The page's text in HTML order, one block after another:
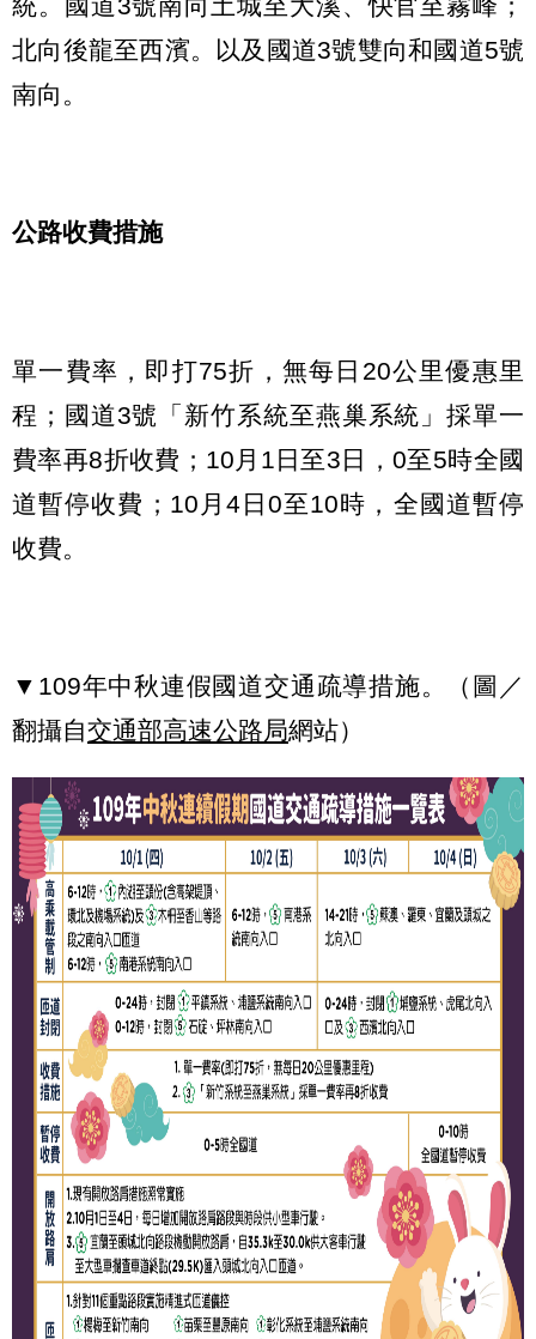
北向後龍至西濱。以及國道3號雙向和國道5號
南向。
公路收費措施
單一費率，即打75折，無每日20公里優惠里
程；國道3號「新竹系統至燕巢系統」採單一
費率再8折收費；10月1日至3日，0至5時全國
道暫停收費；10月4日0至10時，全國道暫停
收費。
▼109年中秋連假國道交通疏導措施。（圖／
翻攝自交通部高速公路局網站）